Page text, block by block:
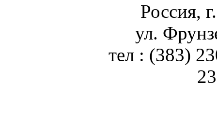
Россия,
ул.
тел : (383)